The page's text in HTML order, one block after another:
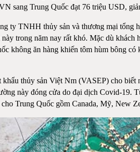
sang Trung Quốc đạt 76 triệu USD,
ty TNHH thủy sản và thương mại tổng
trong năm nay rất khó. Mặc dù
không ăn hàng khiến tôm hùm bông
thủy sản Việt Nm (VASEP) cho
này đóng cửa do đại dịch Covid-19.
cho Trung Quốc gồm Canada, Mỹ,